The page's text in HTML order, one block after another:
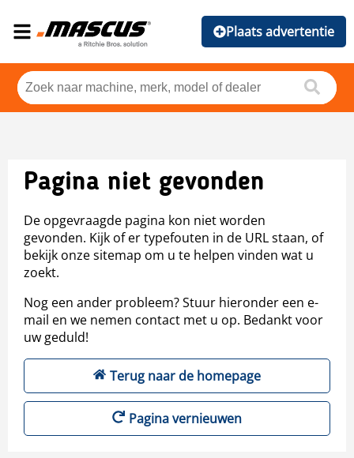
Plaats advertentie
Pagina niet gevonden
De opgevraagde pagina kon niet worden
gevonden. Kijk of er typefouten in de URL staan, of
bekijk onze sitemap om u te helpen vinden wat u
zoekt.
Nog een ander probleem? Stuur hieronder een e-
mail en we nemen contact met u op. Bedankt voor
uw geduld!
Terug naar de homepage
Pagina vernieuwen